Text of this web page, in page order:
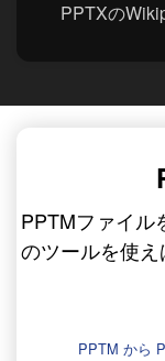
PPTXの
PPTMファイル
のツールを使
PPTM から